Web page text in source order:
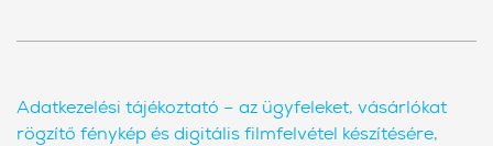
Adatkezelési tájékoztató – az ügyfeleket, vásárlókat
rögzítő fénykép és digitális filmfelvétel készítésére,